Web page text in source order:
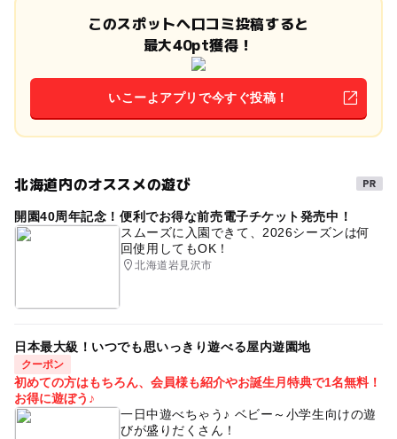
このスポットへ口コミ投稿すると
最大40pt獲得！
いこーよアプリで今すぐ投稿！
北海道内のオススメの遊び
開園40周年記念！便利でお得な前売電子チケット発売中！
スムーズに入園できて、2026シーズンは何
回使用してもOK！
北海道岩見沢市
日本最大級！いつでも思いっきり遊べる屋内遊園地
クーポン
初めての方はもちろん、会員様も紹介やお誕生月特典で1名無料！
お得に遊ぼう♪
一日中遊べちゃう♪ ベビー～小学生向けの遊
びが盛りだくさん！